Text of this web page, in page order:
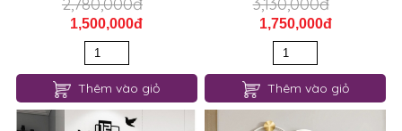
Thêm vào giỏ Thêm vào giỏ